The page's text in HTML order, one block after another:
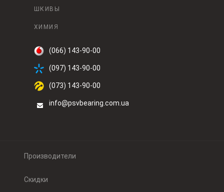
ШКИВЫ
ХИМИЯ
(066) 143-90-00
(097) 143-90-00
(073) 143-90-00
info@psvbearing.com.ua
Производители
Скидки